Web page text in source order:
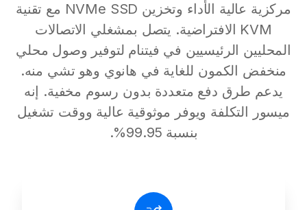
مركزية عالية الأداء وتخزين NVMe SSD مع تقنية
KVM الافتراضية. يتصل بمشغلي الاتصالات
المحليين الرئيسيين في فيتنام لتوفير وصول محلي
منخفض الكمون للغاية في هانوي وهو تشي منه.
يدعم طرق دفع متعددة بدون رسوم مخفية. إنه
ميسور التكلفة ويوفر موثوقية عالية ووقت تشغيل
بنسبة 99.95%.